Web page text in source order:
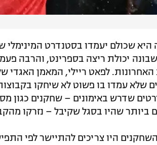
יכולת ריצה בספרינט, והרבה
לפאט ריילי, המאמן האגדי
שלא עמדו בו פשוט לא שיחקו
שדרש באימונים – שחקנים כגון
ביותר שהיו בסגל שקיבל – נזרקו
היו צריכים להתיישר לפי